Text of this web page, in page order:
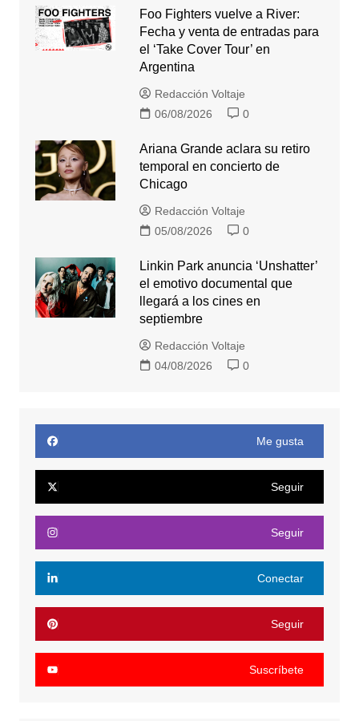
Foo Fighters vuelve a River:
Fecha y venta de entradas para
el ‘Take Cover Tour’ en
Argentina
Redacción Voltaje
06/08/2026
0
Ariana Grande aclara su retiro
temporal en concierto de
Chicago
Redacción Voltaje
05/08/2026
0
Linkin Park anuncia ‘Unshatter’
el emotivo documental que
llegará a los cines en
septiembre
Redacción Voltaje
04/08/2026
0
Me gusta
Seguir
Seguir
Conectar
Seguir
Suscríbete